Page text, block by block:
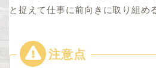
と捉えて仕事に前向きに取り組め